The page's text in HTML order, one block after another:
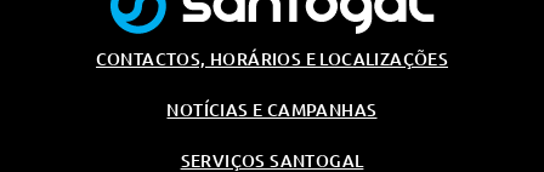
CONTACTOS, HORÁRIOS E LOCALIZAÇÕES
NOTÍCIAS E CAMPANHAS
SERVIÇOS SANTOGAL